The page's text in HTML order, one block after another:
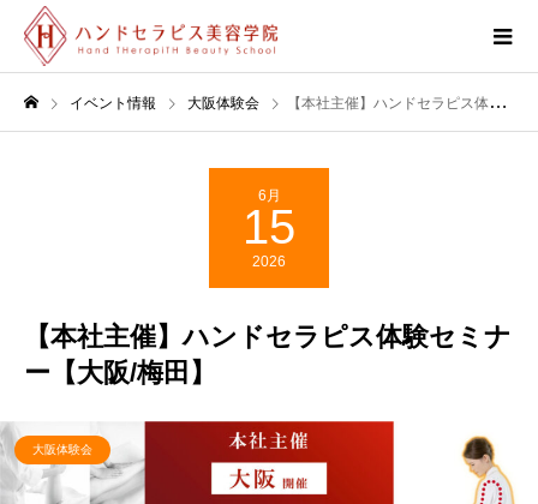
イベント情報 大阪体験会 【本社主催】ハンドセラピス体験セミナー【大阪/梅田】
6月
15
2026
【本社主催】ハンドセラピス体験セミナ
ー【大阪/梅田】
大阪体験会